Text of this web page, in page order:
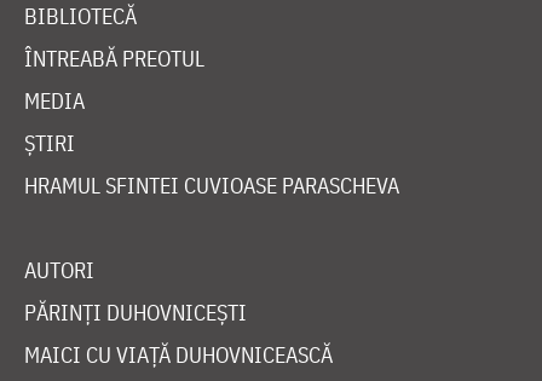
BIBLIOTECĂ
ÎNTREABĂ PREOTUL
MEDIA
ȘTIRI
HRAMUL SFINTEI CUVIOASE PARASCHEVA
AUTORI
PĂRINȚI DUHOVNICEȘTI
MAICI CU VIAȚĂ DUHOVNICEASCĂ